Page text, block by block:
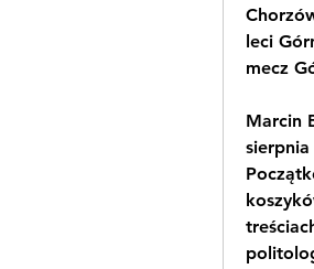
leci
mecz
Marcin